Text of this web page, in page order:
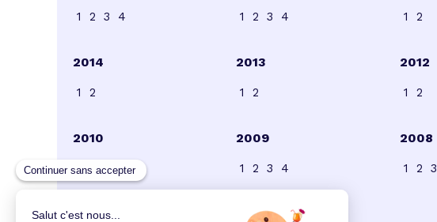
1 2 3 4 1 2 3 4 1 2
2014
1 2
2013
1 2
2012
1 2
2010
1 2 3
2009
1 2 3 4
2008
1 2 3
2006 2005